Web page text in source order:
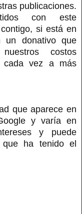
publicaciones.
con este
si está en
un donativo que
costos
cada vez a más
que aparece en
y varía en
y puede
que ha tenido el